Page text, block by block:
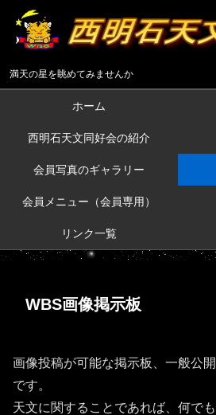
満天の星を眺めてみませんか
ホーム
西明石天文同好会の紹介
会員写真のギャラリー
会員メニュー（会員専用）
リンク一覧
WBS画像掲示板
画像投稿が可能な掲示板、一般公
です。
天文に関することであれば、何で